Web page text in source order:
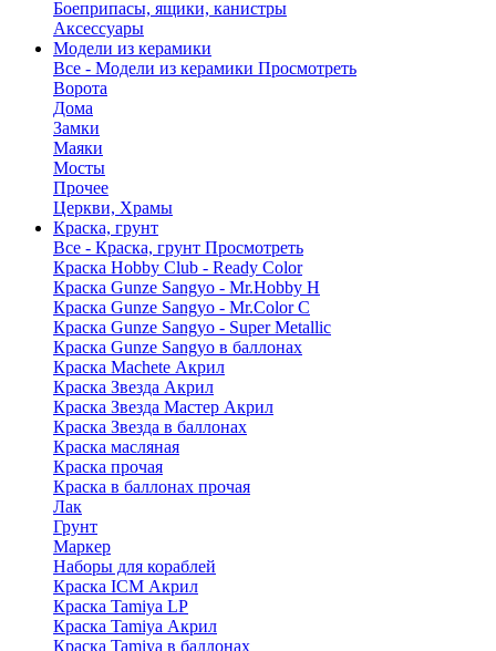
Боеприпасы, ящики, канистры
Аксессуары
Модели из керамики
Все - Модели из керамики Просмотреть
Ворота
Дома
Замки
Маяки
Мосты
Прочее
Церкви, Храмы
Краска, грунт
Все - Краска, грунт Просмотреть
Краска Hobby Club - Ready Color
Краска Gunze Sangyo - Mr.Hobby H
Краска Gunze Sangyo - Mr.Color C
Краска Gunze Sangyo - Super Metallic
Краска Gunze Sangyo в баллонах
Краска Machete Акрил
Краска Звезда Акрил
Краска Звезда Мастер Акрил
Краска Звезда в баллонах
Краска масляная
Краска прочая
Краска в баллонах прочая
Лак
Грунт
Маркер
Наборы для кораблей
Краска ICM Акрил
Краска Tamiya LP
Краска Tamiya Акрил
Краска Tamiya в баллонах